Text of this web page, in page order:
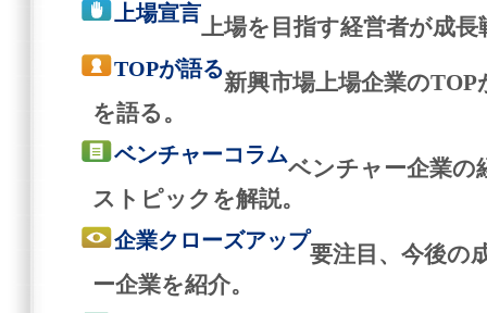
上場宣言
上場を目指す経営者が成
TOPが語る
新興市場上場企業の
を語る。
ベンチャーコラム
ベンチャー企業の
ストピックを解説。
企業クローズアップ
要注目、今後の
ー企業を紹介。